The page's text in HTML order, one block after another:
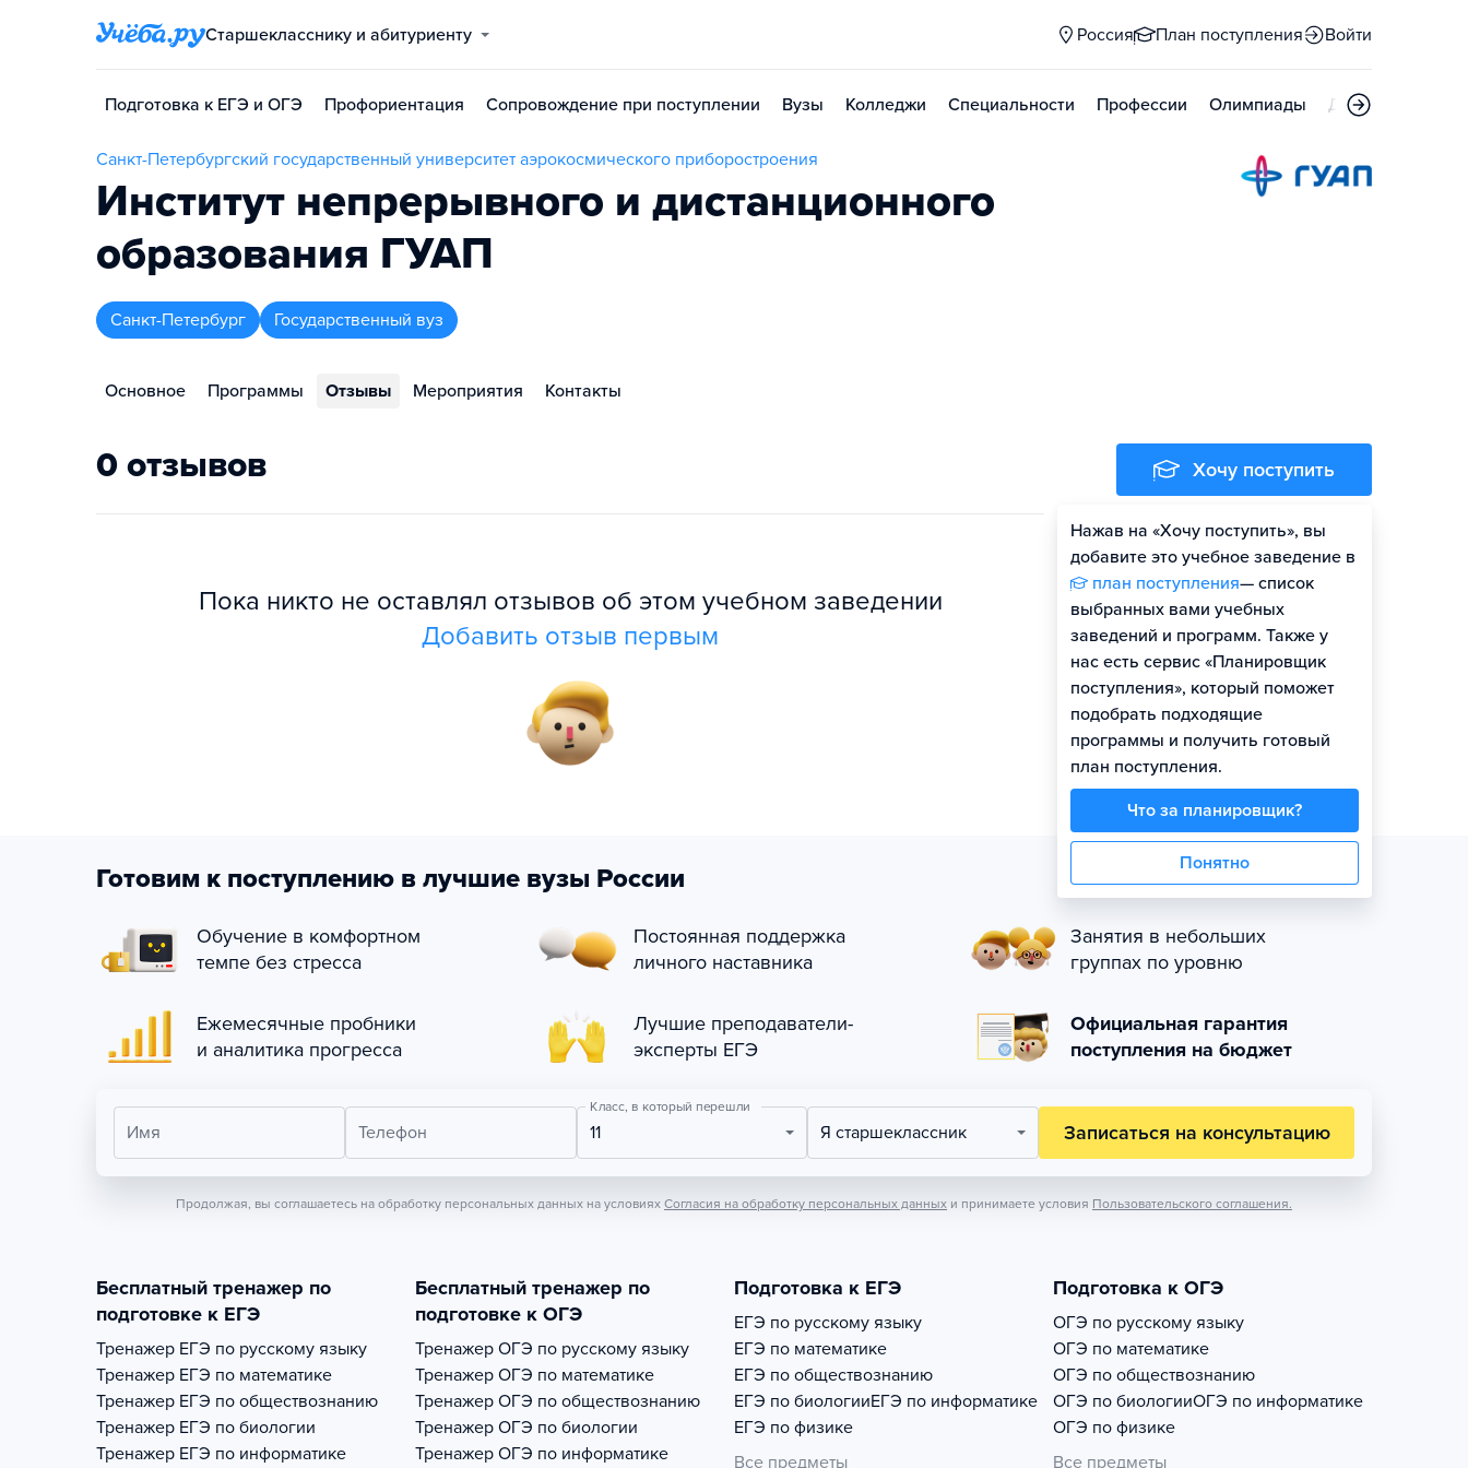
Старшекласснику и абитуриенту Россия План поступления Войти
Подготовка к ЕГЭ и ОГЭ Профориентация Сопровождение при поступлении Вузы Колледжи Специальности Профессии Олимпиады Дни открытых
Санкт-Петербургский государственный университет аэрокосмического приборостроения
Институт непрерывного и дистанционного
образования ГУАП
Санкт-Петербург Государственный вуз
Основное Программы Отзывы Мероприятия Контакты
0 отзывов
Пока никто не оставлял отзывов об этом учебном заведении
Добавить отзыв первым
Хочу поступить
Нажав на «Хочу поступить», вы
добавите это учебное заведение в
план поступления— список
выбранных вами учебных
заведений и программ. Также у
нас есть сервис «Планировщик
поступления», который поможет
подобрать подходящие
программы и получить готовый
план поступления.
Что за планировщик?
Понятно
Оценить шансы
Готовим к поступлению в лучшие вузы России
Обучение в комфортном
темпе без стресса
Постоянная поддержка
личного наставника
Занятия в небольших
группах по уровню
Ежемесячные пробники
и аналитика прогресса
Лучшие преподаватели-
эксперты ЕГЭ
Официальная гарантия
поступления на бюджет
Имя Телефон
Класс, в который перешли
11 Я старшеклассник Записаться на консультацию
Продолжая, вы соглашаетесь на обработку персональных данных на условиях Согласия на обработку персональных данных и принимаете условия Пользовательского соглашения.
Бесплатный тренажер по
подготовке к ЕГЭ
Тренажер ЕГЭ по русскому языку
Тренажер ЕГЭ по математике
Тренажер ЕГЭ по обществознанию
Тренажер ЕГЭ по биологии
Тренажер ЕГЭ по информатике
Бесплатный тренажер по
подготовке к ОГЭ
Тренажер ОГЭ по русскому языку
Тренажер ОГЭ по математике
Тренажер ОГЭ по обществознанию
Тренажер ОГЭ по биологии
Тренажер ОГЭ по информатике
Подготовка к ЕГЭ
ЕГЭ по русскому языку
ЕГЭ по математике
ЕГЭ по обществознанию
ЕГЭ по биологииЕГЭ по информатике
ЕГЭ по физике
Все предметы
Подготовка к ОГЭ
ОГЭ по русскому языку
ОГЭ по математике
ОГЭ по обществознанию
ОГЭ по биологииОГЭ по информатике
ОГЭ по физике
Все предметы